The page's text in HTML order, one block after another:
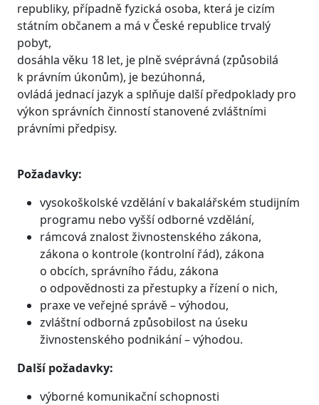
republiky, případně fyzická osoba, která je cizím
státním občanem a má v České republice trvalý
pobyt,
dosáhla věku 18 let, je plně svéprávná (způsobilá
k právním úkonům), je bezúhonná,
ovládá jednací jazyk a splňuje další předpoklady pro
výkon správních činností stanovené zvláštními
právními předpisy.
Požadavky:
vysokoškolské vzdělání v bakalářském studijním
programu nebo vyšší odborné vzdělání,
rámcová znalost živnostenského zákona,
zákona o kontrole (kontrolní řád), zákona
o obcích, správního řádu, zákona
o odpovědnosti za přestupky a řízení o nich,
praxe ve veřejné správě – výhodou,
zvláštní odborná způsobilost na úseku
živnostenského podnikání – výhodou.
Další požadavky:
výborné komunikační schopnosti